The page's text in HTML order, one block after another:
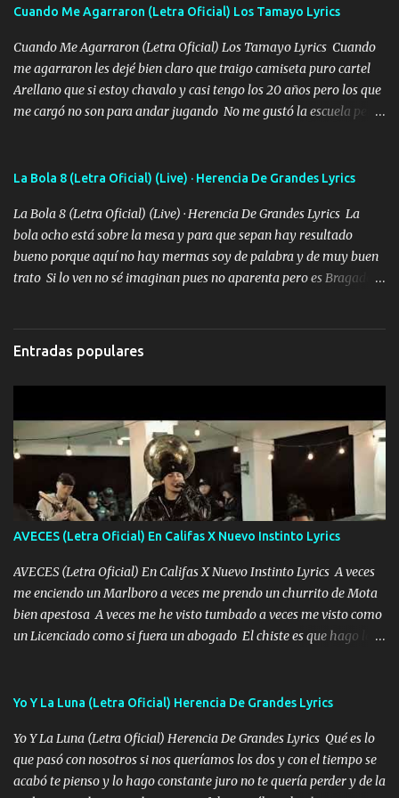
Cuando Me Agarraron (Letra Oficial) Los Tamayo Lyrics
Cuando Me Agarraron (Letra Oficial) Los Tamayo Lyrics Cuando
me agarraron les dejé bien claro que traigo camiseta puro cartel
Arellano que si estoy chavalo y casi tengo los 20 años pero los que
me cargó no son para andar jugando No me gustó la escuela pero
firme el legado que si como me llamó varios ya se han preguntado
fajado y mi R terciado me van a ver allá por TJ para un licenciado
mando un abrazo andamos al cien Choritas también Música
Ando en la colonia bien acelerado traigo un M2 que nunca me ha
fallado para mi compadre mandó un fuerte abrazo también al
tomando con mujeres hermosas y botellas destapando siempre
bien cuidado bien atrabancado y a los que me conocen ya saben de
La Bola 8 (Letra Oficial) (Live) · Herencia De Grandes Lyrics
La Bola 8 (Letra Oficial) (Live) · Herencia De Grandes Lyrics La
bola ocho está sobre la mesa y para que sepan hay resultado
bueno porque aquí no hay mermas soy de palabra y de muy buen
trato Si lo ven no sé imaginan pues no aparenta pero es Bragado a
lo primero que cualquier cosa es un gran regalo Siempre me van a
ver solo más no ando solo ai ta el aparato con cargador extendido
para lucirlo yo aquí lo calmo Y mis collares me dan protección me
por un futuro mejor Música Empecé desde los trece y hasta la
fecha aún sigo vigente no soy manchado soy bueno pero si me
alteró de repente Mi carnal Abel aun lado ni uno con el otro no se
ha rajado pal Chinchillas un saludo y para un amigo que está en
Peñasco Me fajó una Glock al cinto y de Louis Vuitton son mis
zapatos mi es...
Entradas populares
AVECES (Letra Oficial) En Califas X Nuevo Instinto Lyrics
AVECES (Letra Oficial) En Califas X Nuevo Instinto Lyrics A veces
me enciendo un Marlboro a veces me prendo un churrito de Mota
bien apestosa A veces me he visto tumbado a veces me visto como
un Licenciado como si fuera un abogado El chiste es que hago lo
importa no saben nada falsas las risas las que me miran hay gente
A veces me pongo un sombrero a veces me ven la cachucha de lado
con la mirada siempre en alto A veces me fajó una super o a veces
me fajó una Glock siempre armado todas las generaciones yo
Yo Y La Luna (Letra Oficial) Herencia De Grandes Lyrics
Yo Y La Luna (Letra Oficial) Herencia De Grandes Lyrics Qué es lo
que pasó con nosotros si nos queríamos los dos y con el tiempo se
acabó te pienso y lo hago constante juro no te quería perder y de la